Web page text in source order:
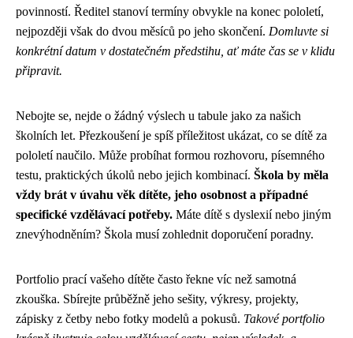
povinností. Ředitel stanoví termíny obvykle na konec pololetí,
nejpozději však do dvou měsíců po jeho skončení. Domluvte si
konkrétní datum v dostatečném předstihu, ať máte čas se v klidu
připravit.
Nebojte se, nejde o žádný výslech u tabule jako za našich
školních let. Přezkoušení je spíš příležitost ukázat, co se dítě za
pololetí naučilo. Může probíhat formou rozhovoru, písemného
testu, praktických úkolů nebo jejich kombinací. Škola by měla
vždy brát v úvahu věk dítěte, jeho osobnost a případné
specifické vzdělávací potřeby. Máte dítě s dyslexií nebo jiným
znevýhodněním? Škola musí zohlednit doporučení poradny.
Portfolio prací vašeho dítěte často řekne víc než samotná
zkouška. Sbírejte průběžně jeho sešity, výkresy, projekty,
zápisky z četby nebo fotky modelů a pokusů. Takové portfolio